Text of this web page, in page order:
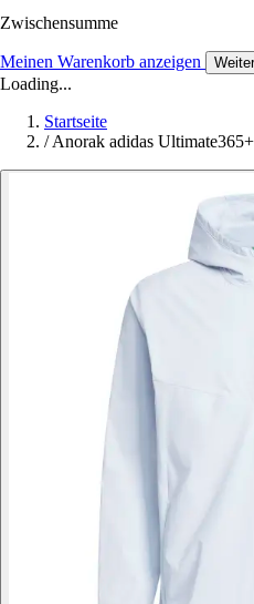
Zwischensumme
Meinen Warenkorb anzeigen
Loading...
Startseite
/ Anorak adidas